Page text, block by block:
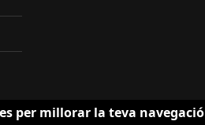
per millorar la teva navegació